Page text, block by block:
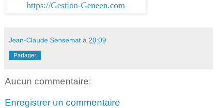
https://Gestion-Geneen.com
Jean-Claude Sensemat à 20:09
Partager
Aucun commentaire:
Enregistrer un commentaire